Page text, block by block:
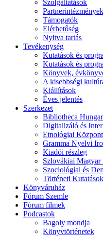
Szolgáltatások
Partnerintézmények
Támogatók
Elérhetőség
Nyitva tartás
Tevékenység
Kutatások és
Kutatások és
Könyvek,
A kisebbségi
Kiállítások
Éves jelentés
Szerkezet
Bibliotheca
Digitalizáló és
Etnológiai Központ
Gramma Nyelvi
Kiadói részleg
Szlovákiai Magyar
Szociológiai és
Történeti
Könyváruház
Fórum Szemle
Fórum filmek
Podcastok
Bagoly mondja
Könyvtörténetek